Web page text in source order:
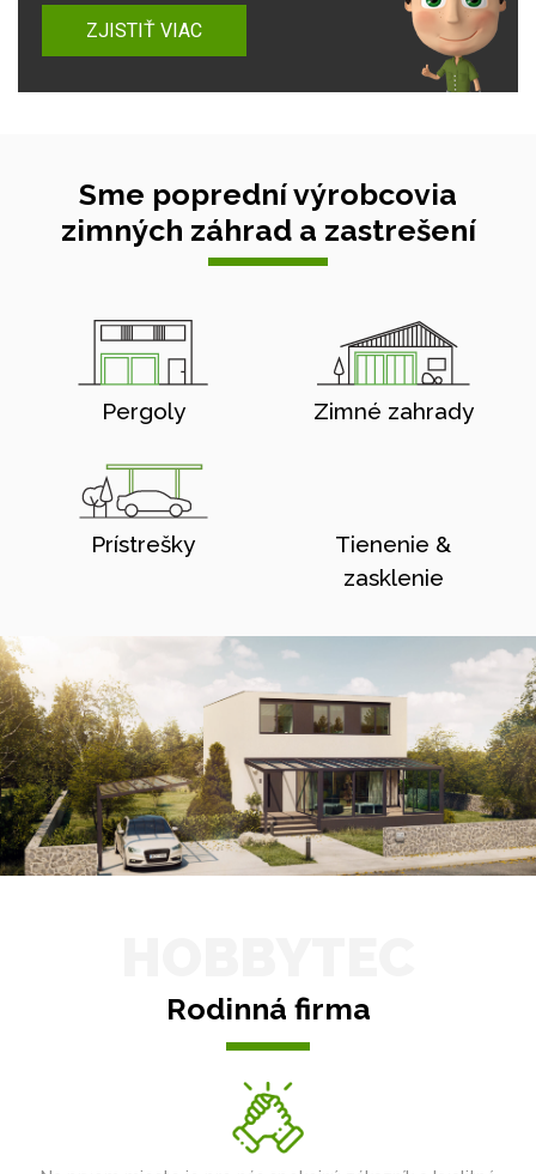
ZJISTIŤ VIAC
Sme poprední výrobcovia
zimných záhrad a zastrešení
Pergoly Zimné zahrady
Prístrešky
Tienenie &
zasklenie
Rodinná firma